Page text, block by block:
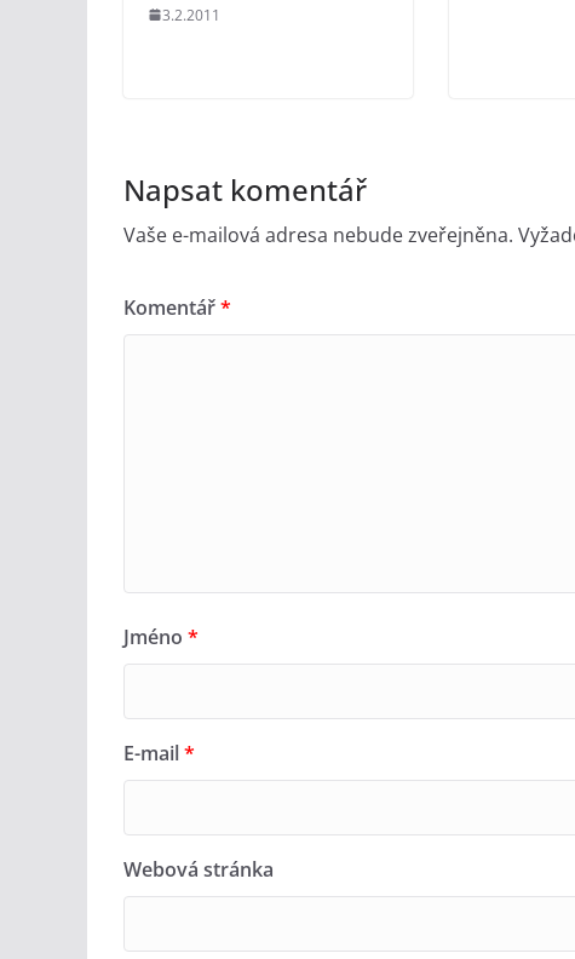
3.2.2011
Napsat komentář
Vaše e-mailová adresa nebude zveřejněna.
Komentář*
Jméno *
E-mail*
Webová stránka